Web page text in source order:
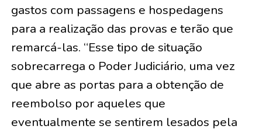
gastos com passagens e hospedagens
para a realização das provas e terão que
remarcá-las. “Esse tipo de situação
sobrecarrega o Poder Judiciário, uma vez
que abre as portas para a obtenção de
reembolso por aqueles que
eventualmente se sentirem lesados pela